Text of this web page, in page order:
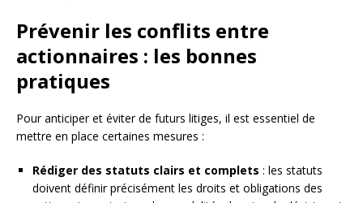
Prévenir les conflits entre
actionnaires : les bonnes
pratiques
Pour anticiper et éviter de futurs litiges, il est essentiel de
mettre en place certaines mesures :
Rédiger des statuts clairs et complets : les statuts
doivent définir précisément les droits et obligations des